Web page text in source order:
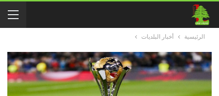
الرئيسية أخبار البلديات